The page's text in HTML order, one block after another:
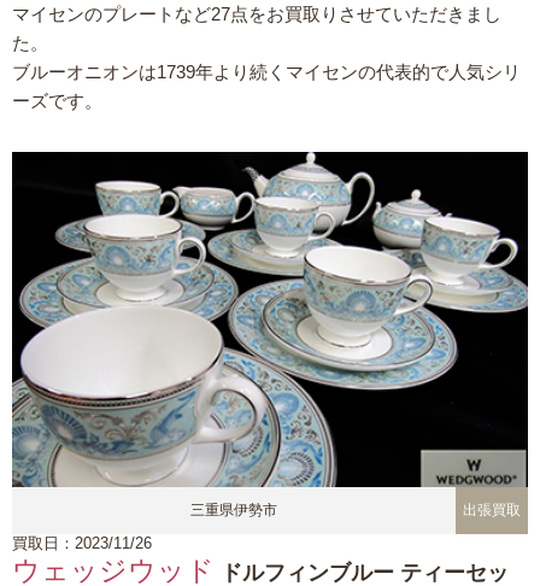
マイセンのプレートなど27点をお買取りさせていただきまし
た。
ブルーオニオンは1739年より続くマイセンの代表的で人気シリ
ーズです。
三重県伊勢市 出張買取
買取日：2023/11/26
ウェッジウッド
ドルフィンブルー ティーセッ